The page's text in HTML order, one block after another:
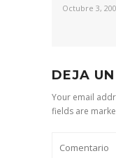
Octubre 3,
DEJA
Your email
fields are